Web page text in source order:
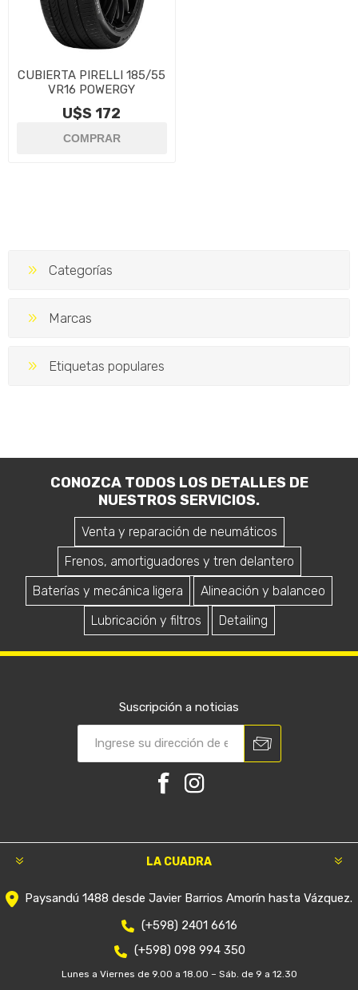
CUBIERTA PIRELLI 185/55
VR16 POWERGY
U$S 172
Categorías
Marcas
Etiquetas populares
CONOZCA TODOS LOS DETALLES DE
NUESTROS SERVICIOS.
Venta y reparación de neumáticos
Frenos, amortiguadores y tren delantero
Baterías y mecánica ligera
Alineación y balanceo
Lubricación y filtros
Detailing
Suscripción a noticias
LA CUADRA
Paysandú 1488 desde Javier Barrios Amorín hasta Vázquez.
(+598) 2401 6616
(+598) 098 994 350
Lunes a Viernes de 9.00 a 18.00 – Sáb. de 9 a 12.30